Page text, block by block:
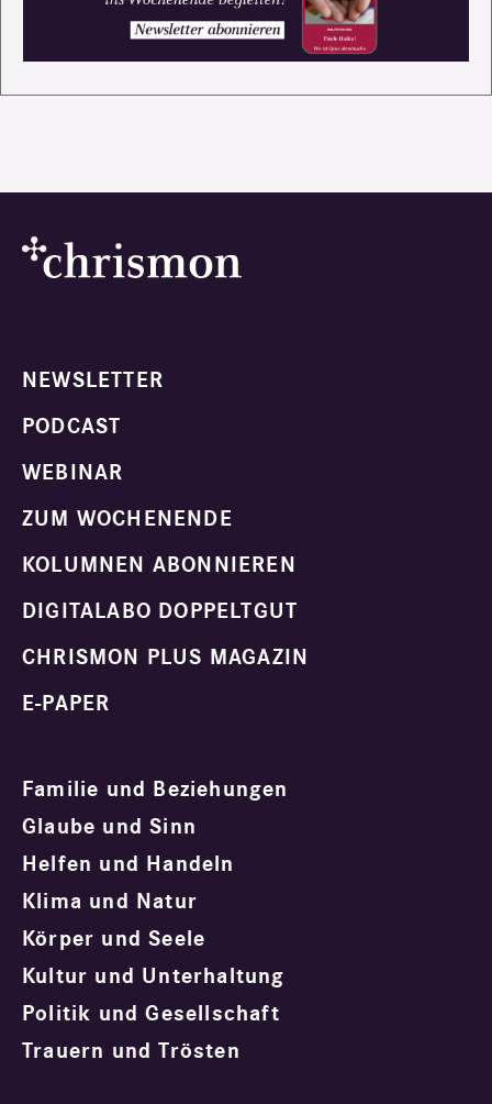
NEWSLETTER
PODCAST
WEBINAR
ZUM WOCHENENDE
KOLUMNEN ABONNIEREN
DIGITALABO DOPPELTGUT
CHRISMON PLUS MAGAZIN
E-PAPER
Familie und Beziehungen
Glaube und Sinn
Helfen und Handeln
Klima und Natur
Körper und Seele
Kultur und Unterhaltung
Politik und Gesellschaft
Trauern und Trösten